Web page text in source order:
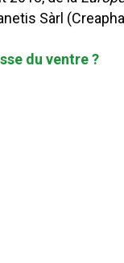
Sàrl
du ventre ?